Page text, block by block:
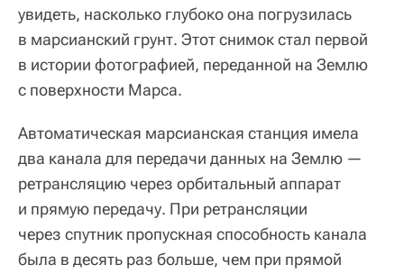
увидеть, насколько глубоко она погрузилась
в марсианский грунт. Этот снимок стал первой
в истории фотографией, переданной на Землю
с поверхности Марса.
Автоматическая марсианская станция имела
два канала для передачи данных на Землю —
ретрансляцию через орбитальный аппарат
и прямую передачу. При ретрансляции
через спутник пропускная способность канала
была в десять раз больше, чем при прямой